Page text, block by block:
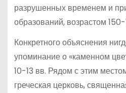
разрушенных временем и
образований, возрастом
Конкретного объяснения
упоминание о «каменном
10-13 вв. Рядом с этим
греческая церковь,